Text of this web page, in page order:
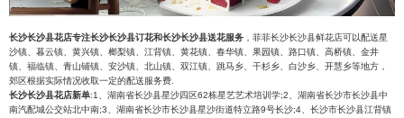
长沙长沙县花店专注长沙长沙县订花和长沙长沙县送花服务 ，菲菲长沙长沙县鲜花店可以配送星
沙镇、暮云镇、黄兴镇、榔梨镇、江背镇、黄花镇、春华镇、果园镇、路口镇、高桥镇、金井
镇、福临镇、青山铺镇、安沙镇、北山镇、双江镇、跳马乡、干杉乡、白沙乡、开慧乡等地方，
郊区根据实际情况收取一定的配送服务费.
长沙长沙县花店新单:1、湖南省长沙县星沙四区62栋星艺艺术培训学;2、湖南省长沙市长沙县中
南汽配城公交站北中南;3、湖南省长沙市长沙县星沙街道特立路9号长沙;4、长沙市长沙县江背镇